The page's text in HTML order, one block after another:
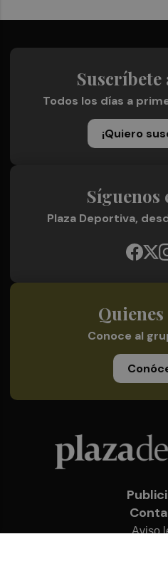
Todos los días a
¡Quiero
Síguenos
Plaza Deportiva,
Quienes
Conoce al
Aviso